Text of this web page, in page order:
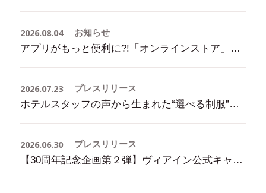
2026.08.04 お知らせ
アプリがもっと便利に?!「オンラインストア」のアクセス機能が新登場！
2026.07.23 プレスリリース
ホテルスタッフの声から生まれた“選べる制服”ヴィアインホテルズが新制服を導入
2026.06.30 プレスリリース
【30周年記念企画第２弾】ヴィアイン公式キャラクター「ブイ太」デビュー！